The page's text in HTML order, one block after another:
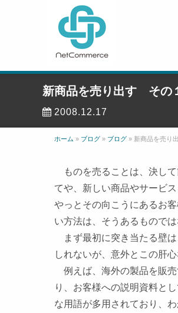
新商品を売り出す その
2008.12.17
ホーム » ブログ » ブログ » 新商品を売り
ものを売ることは、決して
てや、新しい商品やサービ
やっとその向こうにあるお
い方法は、そうあるものでは
まず最初に突き当たる壁
しれないが、意外とこの肝
例えば、海外の製品を販売
り、お客様への説明資料と
な用語が多用されており、